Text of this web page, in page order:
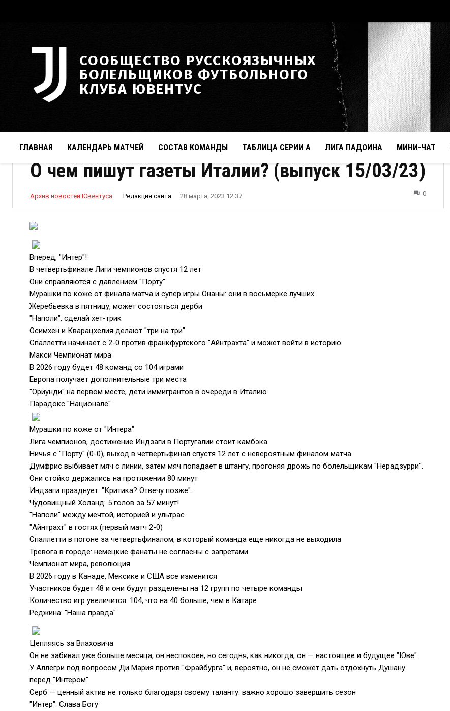
СООБЩЕСТВО РУССКОЯЗЫЧНЫХ
БОЛЕЛЬЩИКОВ ФУТБОЛЬНОГО
КЛУБА ЮВЕНТУС
ГЛАВНАЯ КАЛЕНДАРЬ МАТЧЕЙ СОСТАВ КОМАНДЫ ТАБЛИЦА СЕРИИ А ЛИГА ПАДОИНА МИНИ-ЧАТ
О чем пишут газеты Италии? (выпуск 15/03/23)
Архив новостей Ювентуса Редакция сайта 28 марта, 2023 12:37 0
Вперед, "Интер"!
В четвертьфинале Лиги чемпионов спустя 12 лет
Они справляются с давлением "Порту"
Мурашки по коже от финала матча и супер игры Онаны: они в восьмерке лучших
Жеребьевка в пятницу, может состояться дерби
"Наполи", сделай хет-трик
Осимхен и Кварацхелия делают "три на три"
Спаллетти начинает с 2-0 против франкфуртского "Айнтрахта" и может войти в историю
Макси Чемпионат мира
В 2026 году будет 48 команд со 104 играми
Европа получает дополнительные три места
"Ориунди" на первом месте, дети иммигрантов в очереди в Италию
Парадокс "Национале"
Мурашки по коже от "Интера"
Лига чемпионов, достижение Индзаги в Португалии стоит камбэка
Ничья с "Порту" (0-0), выход в четвертьфинал спустя 12 лет с невероятным финалом матча
Думфрис выбивает мяч с линии, затем мяч попадает в штангу, прогоняя дрожь по болельщикам "Нерадзурри".
Они стойко держались на протяжении 80 минут
Индзаги празднует: "Критика? Отвечу позже".
Чудовищный Холанд: 5 голов за 57 минут!
"Наполи" между мечтой, историей и ультрас
"Айнтрахт" в гостях (первый матч 2-0)
Спаллетти в погоне за четвертьфиналом, в который команда еще никогда не выходила
Тревога в городе: немецкие фанаты не согласны с запретами
Чемпионат мира, революция
В 2026 году в Канаде, Мексике и США все изменится
Участников будет 48 и они будут разделены на 12 групп по четыре команды
Количество игр увеличится: 104, что на 40 больше, чем в Катаре
Реджина: "Наша правда"
Цепляясь за Влаховича
Он не забивал уже больше месяца, он неспокоен, но сегодня, как никогда, он — настоящее и будущее "Юве".
У Аллегри под вопросом Ди Мария против "Фрайбурга" и, вероятно, он не сможет дать отдохнуть Душану
перед "Интером".
Серб — ценный актив не только благодаря своему таланту: важно хорошо завершить сезон
"Интер": Слава Богу